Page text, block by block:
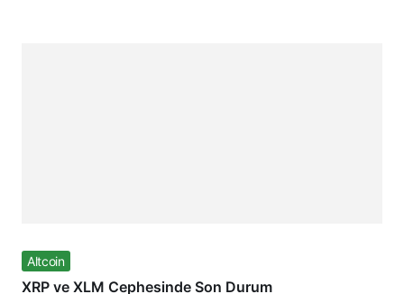
Altcoin
XRP ve XLM Cephesinde Son Durum